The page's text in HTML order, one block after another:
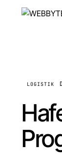
LOGISTIK